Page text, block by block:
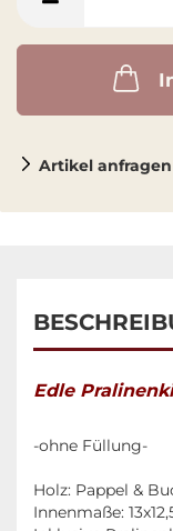
Artikel anfragen
Edle
-ohne Füllung-
Holz: Pappel &
Innenmaße: